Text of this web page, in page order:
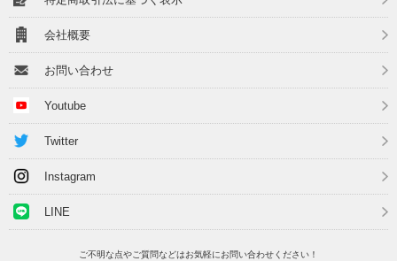
会社概要
お問い合わせ
Youtube
Twitter
Instagram
LINE
ご不明な点やご質問などはお気軽にお問い合わせください！